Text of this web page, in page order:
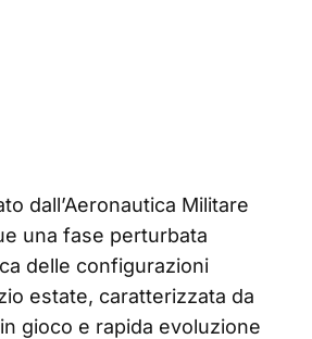
dall’Aeronautica Militare
una fase perturbata
delle configurazioni
estate, caratterizzata da
gioco e rapida evoluzione